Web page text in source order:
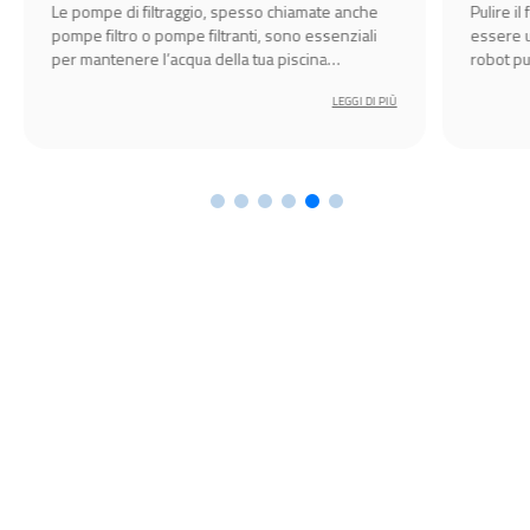
anche
Pulire il fondo della piscina fuori terra può
essere un’attività impegnativa, ma grazie ai
robot pulitori automatici Bestway diventa